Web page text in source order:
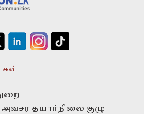
தயார்நிலை குழு